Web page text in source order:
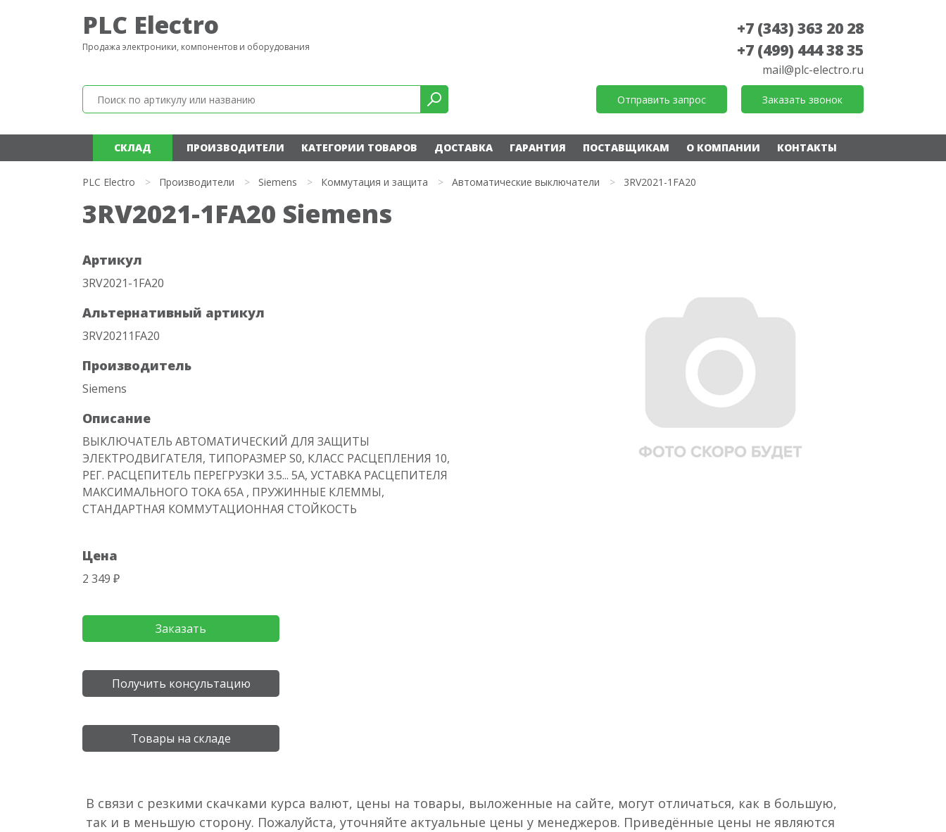
PLC Electro
Продажа электроники, компонентов и оборудования
+7 (343) 363 20 28
+7 (499) 444 38 35
mail@plc-electro.ru
Отправить запрос Заказать звонок
СКЛАД ПРОИЗВОДИТЕЛИ КАТЕГОРИИ ТОВАРОВ ДОСТАВКА ГАРАНТИЯ ПОСТАВЩИКАМ О КОМПАНИИ КОНТАКТЫ
PLC Electro > Производители > Siemens > Коммутация и защита > Автоматические выключатели > 3RV2021-1FA20
3RV2021-1FA20 Siemens
Артикул
3RV2021-1FA20
Альтернативный артикул
3RV20211FA20
Производитель
Siemens
Описание
ВЫКЛЮЧАТЕЛЬ АВТОМАТИЧЕСКИЙ ДЛЯ ЗАЩИТЫ
ЭЛЕКТРОДВИГАТЕЛЯ, ТИПОРАЗМЕР S0, КЛАСС РАСЦЕПЛЕНИЯ 10,
РЕГ. РАСЦЕПИТЕЛЬ ПЕРЕГРУЗКИ 3.5... 5A, УСТАВКА РАСЦЕПИТЕЛЯ
МАКСИМАЛЬНОГО ТОКА 65A , ПРУЖИННЫЕ КЛЕММЫ,
СТАНДАРТНАЯ КОММУТАЦИОННАЯ СТОЙКОСТЬ
Цена
2 349 ₽
Заказать
Получить консультацию
Товары на складе
В связи с резкими скачками курса валют, цены на товары, выложенные на сайте, могут отличаться, как в большую,
так и в меньшую сторону. Пожалуйста, уточняйте актуальные цены у менеджеров. Приведённые цены не являются